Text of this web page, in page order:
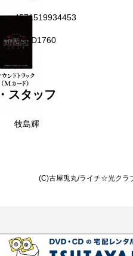
4571519934453
TCBD1760
スタッフ
牧島輝
(C)古屋兎丸/ライチ☆光クラ